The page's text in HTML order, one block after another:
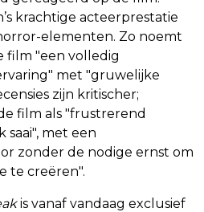
krachtige acteerprestatie
elementen. Zo noemt
film "een volledig
met "gruwelijke
zijn kritischer;
film als "frustrerend
met een
zonder de nodige ernst om
te creëren".
is vanaf vandaag exclusief